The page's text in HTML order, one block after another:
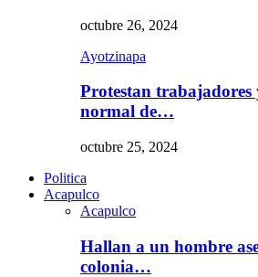
octubre 26, 2024
Ayotzinapa
Protestan trabajadores
normal de…
octubre 25, 2024
Politica
Acapulco
Acapulco
Hallan a un hombre
colonia…